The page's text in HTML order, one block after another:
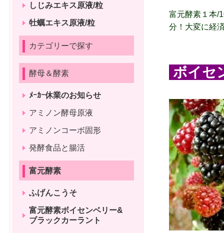
富元酵素１本/
分！ 大変に経
ボイセ
しじみエキス原液/粒
牡蠣エキス原液/粒
カテゴリーで探す
酵母＆酵素
ﾒｰｶｰ休業のお知らせ
アミノン酵母原液
アミノンコーボ固形
発酵食品と腸活
富元酵素
ふげんこうそ
富元酵素ボイセンベリー&
ブラックカーラント